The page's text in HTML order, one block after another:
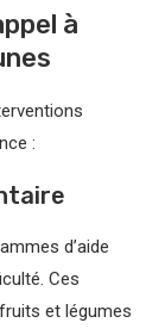
à
:
d’aide
Ces
et légumes